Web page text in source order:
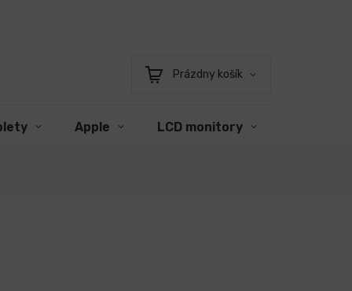
Nákupný
Prázdny košík
Apple LCD monitory